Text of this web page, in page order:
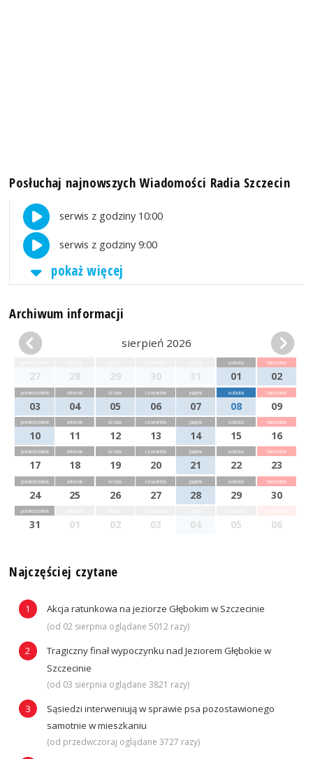
Posłuchaj najnowszych Wiadomości Radia Szczecin
serwis z godziny 10:00
serwis z godziny 9:00
pokaż więcej
Archiwum informacji
sierpień 2026
27 28 29 30 31
sobota
01
niedziela
02
poniedziałek
03
wtorek
04
środa
05
czwartek
06
piątek
07
sobota
08
niedziela
09
poniedziałek
10
wtorek
11
środa
12
czwartek
13
piątek
14
sobota
15
niedziela
16
poniedziałek
17
wtorek
18
środa
19
czwartek
20
piątek
21
sobota
22
niedziela
23
poniedziałek
24
wtorek
25
środa
26
czwartek
27
piątek
28
sobota
29
niedziela
30
poniedziałek
31 01 02 03 04 05 06
Najczęściej czytane
Akcja ratunkowa na jeziorze Głębokim w Szczecinie
(od 02 sierpnia oglądane 5012 razy)
Tragiczny finał wypoczynku nad Jeziorem Głębokie w
Szczecinie
(od 03 sierpnia oglądane 3821 razy)
Sąsiedzi interweniują w sprawie psa pozostawionego
samotnie w mieszkaniu
(od przedwczoraj oglądane 3727 razy)